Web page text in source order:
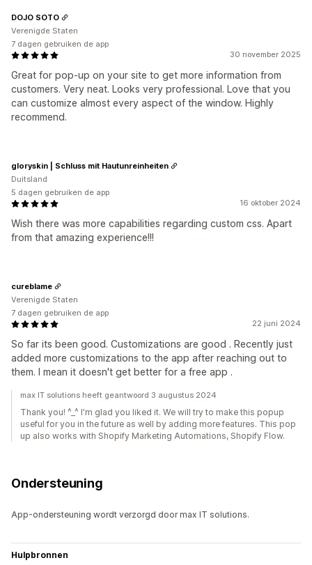
30 november 2025
Great for pop-up on your site to get more information from
customers. Very neat. Looks very professional. Love that you
can customize almost every aspect of the window. Highly
recommend.
DOJO SOTO
Verenigde Staten
7 dagen gebruiken de app
16 oktober 2024
Wish there was more capabilities regarding custom css. Apart
from that amazing experience!!!
gloryskin | Schluss mit Hautunreinheiten
Duitsland
5 dagen gebruiken de app
22 juni 2024
So far its been good. Customizations are good . Recently just
added more customizations to the app after reaching out to
them. I mean it doesn't get better for a free app .
cureblame
Verenigde Staten
7 dagen gebruiken de app
max IT solutions heeft geantwoord 3 augustus 2024
Thank you! ^_^ I'm glad you liked it. We will try to make this popup
useful for you in the future as well by adding more features. This pop
up also works with Shopify Marketing Automations, Shopify Flow.
Ondersteuning
App-ondersteuning wordt verzorgd door max IT solutions.
Hulpbronnen